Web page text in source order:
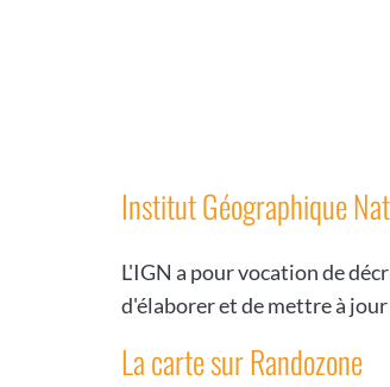
Institut Géographique
L'IGN a pour vocation de
d'élaborer et de mettre à
La carte sur Randozone